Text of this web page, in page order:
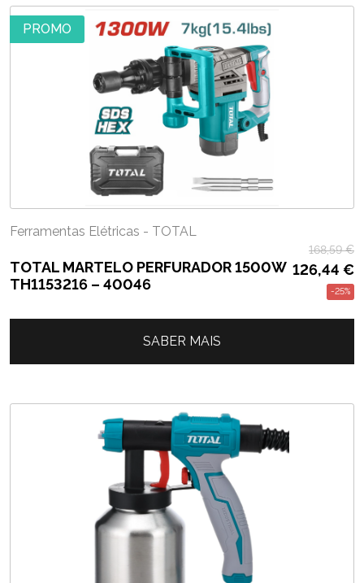
PROMO
Ferramentas Elétricas - TOTAL
TOTAL MARTELO PERFURADOR 1500W
TH1153216 – 40046
168,59€
126,44 €
-25%
SABER MAIS